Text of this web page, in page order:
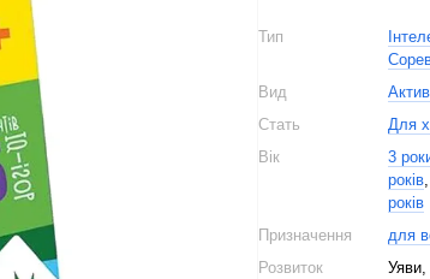
Тип
Вид
Стать
Для
Вік
3
років,
років
Призначення
для
Розвиток
Уяви,